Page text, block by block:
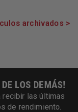
archivados >
LOS DEMÁS!
recibir las últimas
de rendimiento.